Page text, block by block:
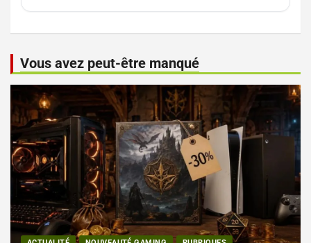
Vous avez peut-être manqué